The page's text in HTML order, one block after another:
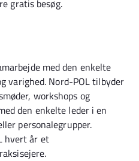
gratis besøg.
med den enkelte
varighed. Nord-POL tilbyder
workshops og
den enkelte leder i en
personalegrupper.
hvert år et